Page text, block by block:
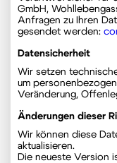
GmbH,
Anfragen zu Ihren
gesendet werden:
Datensicherheit
Wir setzen
um
Veränderung,
Änderungen dieser
Wir können diese
aktualisieren.
Die neueste Version